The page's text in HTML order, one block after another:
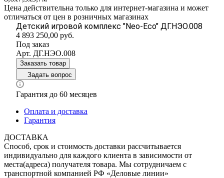
Цена действительна только для интернет-магазина и может
отличаться от цен в розничных магазинах
Детский игровой комплекс "Neo-Eco" ДГ.НЭО.008
4 893 250,00 руб.
Под заказ
Арт. ДГ.НЭО.008
Заказать товар
Задать вопрос
Гарантия до 60 месяцев
Оплата и доставка
Гарантия
ДОСТАВКА
Способ, срок и стоимость доставки рассчитывается
индивидуально для каждого клиента в зависимости от
места(адреса) получателя товара. Мы сотрудничаем с
транспортной компанией РФ «Деловые линии»